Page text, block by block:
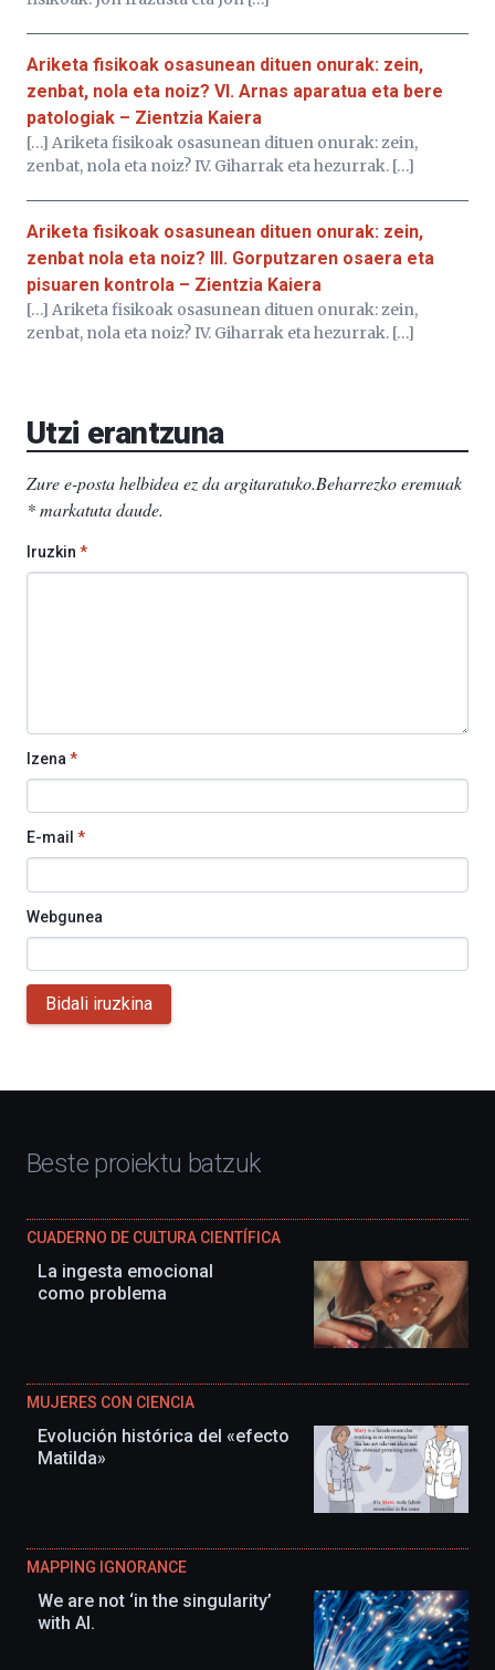
Ariketa fisikoak osasunean dituen onurak: zein,
zenbat, nola eta noiz? VI. Arnas aparatua eta bere
patologiak – Zientzia Kaiera
[…] Ariketa fisikoak osasunean dituen onurak: zein,
zenbat, nola eta noiz? IV. Giharrak eta hezurrak. […]
Ariketa fisikoak osasunean dituen onurak: zein,
zenbat nola eta noiz? III. Gorputzaren osaera eta
pisuaren kontrola – Zientzia Kaiera
[…] Ariketa fisikoak osasunean dituen onurak: zein,
zenbat, nola eta noiz? IV. Giharrak eta hezurrak. […]
Utzi erantzuna
Zure e-posta helbidea ez da argitaratuko.Beharrezko eremuak
*markatuta daude.
Iruzkin *
Izena *
E-mail *
Webgunea
Bidali iruzkina
Beste proiektu batzuk
CUADERNO DE CULTURA CIENTÍFICA
La ingesta emocional
como problema
MUJERES CON CIENCIA
Evolución histórica del «efecto
Matilda»
MAPPING IGNORANCE
We are not ‘in the singularity’
with AI.